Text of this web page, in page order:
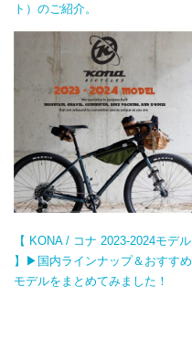
ト）のご紹介。
【 KONA / コナ 2023-2024モデル
】▶国内ラインナップ＆おすすめ
モデルをまとめてみました！